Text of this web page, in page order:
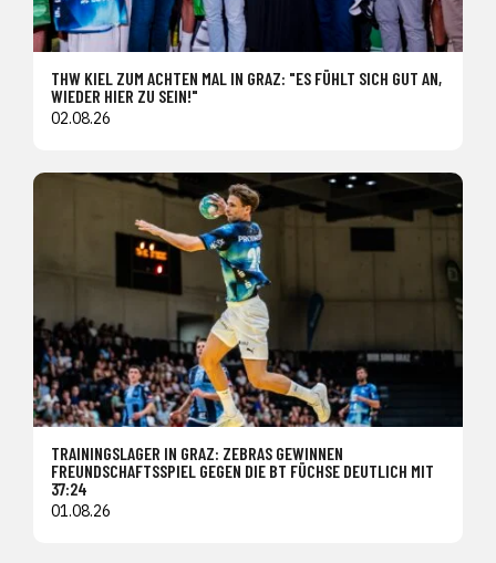
THW KIEL ZUM ACHTEN MAL IN GRAZ: "ES FÜHLT SICH GUT AN,
WIEDER HIER ZU SEIN!"
02.08.26
TRAININGSLAGER IN GRAZ: ZEBRAS GEWINNEN
FREUNDSCHAFTSSPIEL GEGEN DIE BT FÜCHSE DEUTLICH MIT
37:24
01.08.26